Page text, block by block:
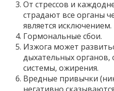
От стрессов и
страдают все органы
является исключением.
Гормональные сбои.
Изжога может
дыхательных органов,
системы, ожирения.
Вредные привычки